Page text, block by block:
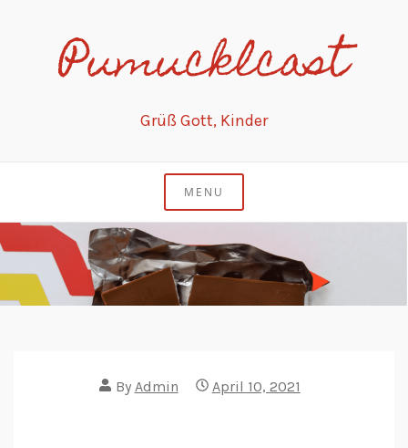
Pumucklcast
Grüß Gott, Kinder
MENU
By Admin April 10, 2021